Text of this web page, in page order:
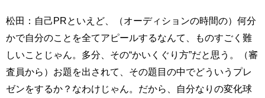
松田：自己PRといえど、（オーディションの時間の）何分
かで自分のことを全てアピールするなんて、ものすごく難
しいことじゃん。多分、その“かいくぐり方”だと思う。（審
査員から）お題を出されて、その題目の中でどういうプレ
ゼンをするか？なわけじゃん。だから、自分なりの変化球